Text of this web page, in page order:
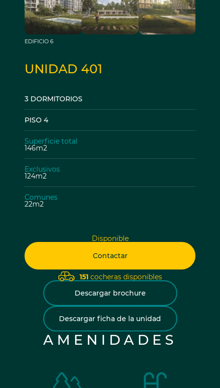
EDIFICIO 6
UNIDAD 401
3 DORMITORIOS
PISO 4
Superficie total
146m2
Exclusivos
124m2
Comunes
22m2
Disponible
Contactar
151cocheras disponibles
Descargar brochure
Descargar ficha de la unidad
AMENIDADES